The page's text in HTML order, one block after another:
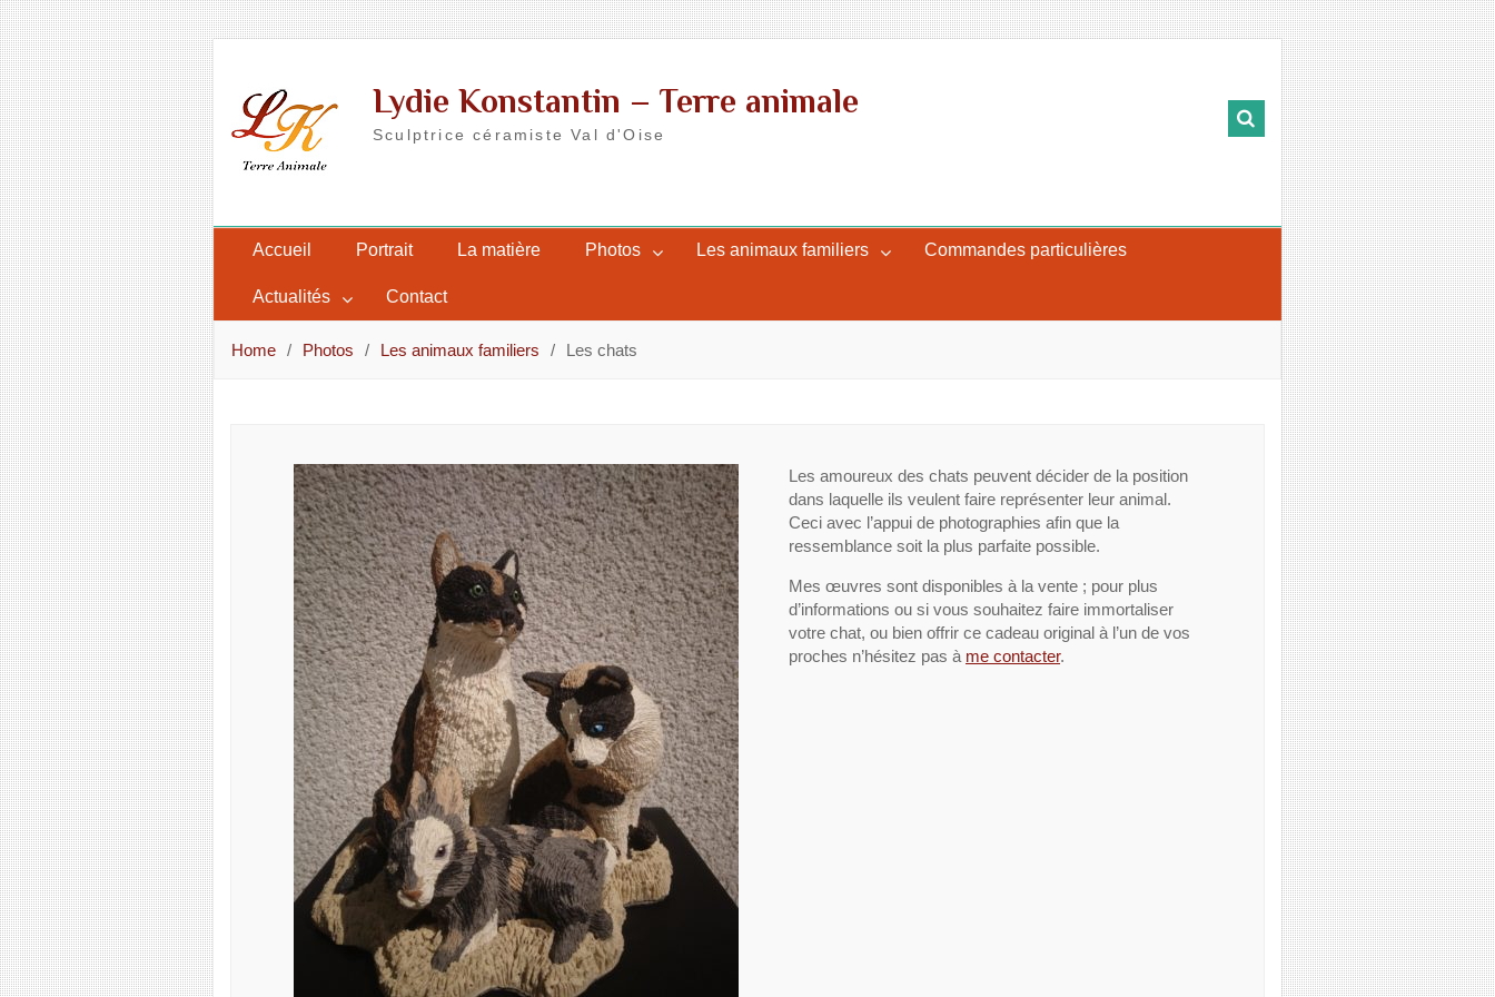
content
Lydie Konstantin – Terre animale
Sculptrice céramiste Val d'Oise
Accueil Portrait La matière Photos Les animaux familiers Commandes particulières
Actualités Contact
Home Photos Les animaux familiers Les chats
Les amoureux des chats peuvent décider de la position
dans laquelle ils veulent faire représenter leur animal.
Ceci avec l’appui de photographies afin que la
ressemblance soit la plus parfaite possible.
Mes œuvres sont disponibles à la vente ; pour plus
d’informations ou si vous souhaitez faire immortaliser
votre chat, ou bien offrir ce cadeau original à l’un de vos
proches n’hésitez pas à me contacter.